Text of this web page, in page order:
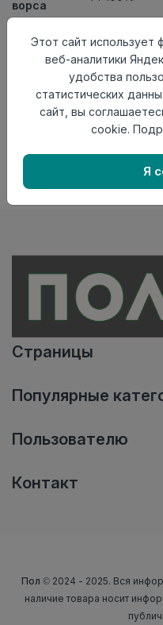
ворса
Класс
21кл
Длина
2,3
1,5
Нет в наличии
Внимание! Внешний вид
представленного на
наличие необходимых
в момент
Страницы
Популярные
Пользователю
Контакт
Пол © 2024 - 2025. Вся
наличие товара носит
Этот сайт использует
веб-аналитики
удобства
статистических
сайт, вы
cookie.
Я